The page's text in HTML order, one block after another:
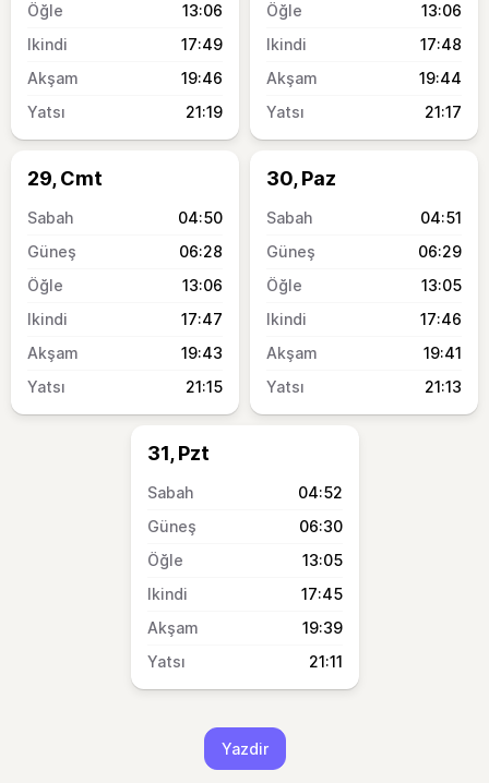
13:06
17:49
19:46
21:19
13:06
17:48
19:44
21:17
29, Cmt
04:50
06:28
13:06
17:47
19:43
21:15
30, Paz
04:51
06:29
13:05
17:46
19:41
21:13
31, Pzt
04:52
06:30
13:05
17:45
19:39
21:11
Yazdir